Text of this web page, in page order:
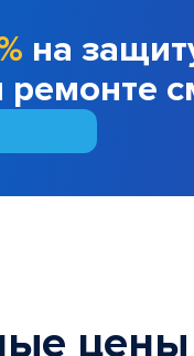
на
ремонте